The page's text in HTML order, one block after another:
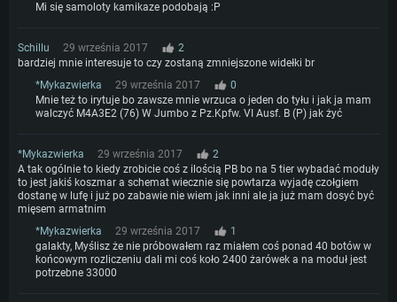
Mi się samoloty kamikaze podobają :P
Schillu 29 września 2017
2
bardziej mnie interesuje to czy zostaną zmniejszone widełki br
*Mykazwierka
29 września 2017
0
Mnie też to irytuje bo zawsze mnie wrzuca o jeden do tyłu i jak ja mam
walczyć M4A3E2 (76) W Jumbo z Pz.Kpfw. VI Ausf. B (P) jak żyć
*Mykazwierka 29 września 2017
2
A tak ogólnie to kiedy zrobicie coś z ilością PB bo na 5 tier wybadać moduły
to jest jakiś koszmar a schemat wiecznie się powtarza wyjadę czołgiem
dostanę w lufę i już po zabawie nie wiem jak inni ale ja już mam dosyć być
mięsem armatnim
*Mykazwierka
29 września 2017
1
galakty, Myślisz że nie próbowałem raz miałem coś ponad 40 botów w
końcowym rozliczeniu dali mi coś koło 2400 żarówek a na moduł jest
potrzebne 33000